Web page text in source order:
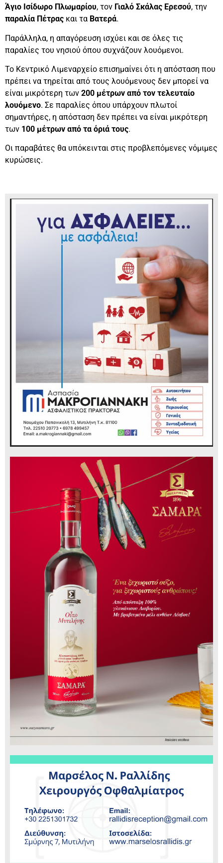
Άγιο Ισίδωρο Πλωμαρίου, τον Γιαλό Σκάλας Ερεσού, την
παραλία Πέτρας και τα Βατερά.
Παράλληλα, η απαγόρευση ισχύει και σε όλες τις
παραλίες του νησιού όπου συχνάζουν λουόμενοι.
Το Κεντρικό Λιμεναρχείο επισημαίνει ότι η απόσταση που
πρέπει να τηρείται από τους λουόμενους δεν μπορεί να
είναι μικρότερη των 200 μέτρων από τον τελευταίο
λουόμενο. Σε παραλίες όπου υπάρχουν πλωτοί
σημαντήρες, η απόσταση δεν πρέπει να είναι μικρότερη
των 100 μέτρων από τα όριά τους.
Οι παραβάτες θα υπόκεινται στις προβλεπόμενες νόμιμες
κυρώσεις.